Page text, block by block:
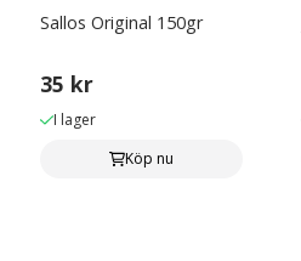
Sallos Original 150gr
35 kr
I lager
Köp nu